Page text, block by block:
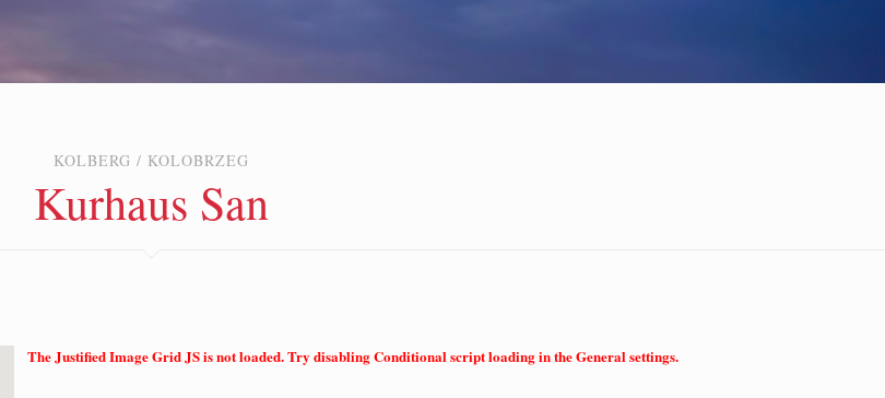
KOLBERG / KOLOBRZEG
Kurhaus San
The Justified Image Grid JS is not loaded. Try disabling Conditional script loading in the General settings.